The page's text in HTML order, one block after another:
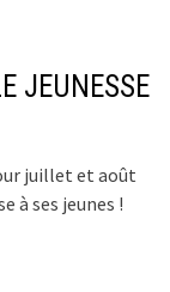
JEUNESSE
juillet et août
à ses jeunes !